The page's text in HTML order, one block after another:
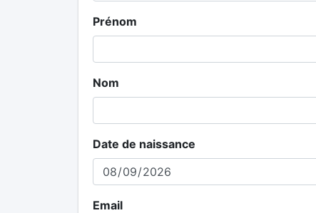
Prénom
Nom
Date de naissance
Email